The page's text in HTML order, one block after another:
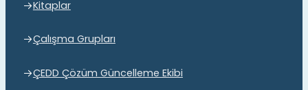
Kitaplar
Çalışma Grupları
ÇEDD Çözüm Güncelleme Ekibi